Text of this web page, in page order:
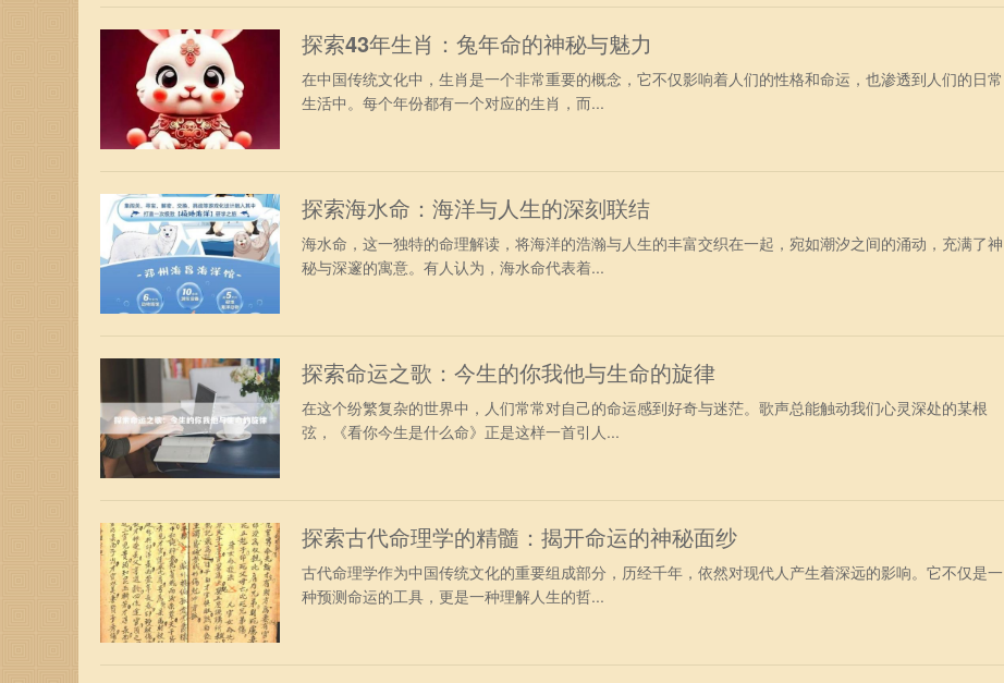
探索43年生肖：兔年命的神秘与魅力
在中国传统文化中，生肖是一个非常重要的概念，它不仅影响着人们的性格和命运，也渗透到人们的日常
生活中。每个年份都有一个对应的生肖，而...
探索海水命：海洋与人生的深刻联结
海水命，这一独特的命理解读，将海洋的浩瀚与人生的丰富交织在一起，宛如潮汐之间的涌动，充满了神
秘与深邃的寓意。有人认为，海水命代表着...
探索命运之歌：今生的你我他与生命的旋律
在这个纷繁复杂的世界中，人们常常对自己的命运感到好奇与迷茫。歌声总能触动我们心灵深处的某根
弦，《看你今生是什么命》正是这样一首引人...
探索古代命理学的精髓：揭开命运的神秘面纱
古代命理学作为中国传统文化的重要组成部分，历经千年，依然对现代人产生着深远的影响。它不仅是一
种预测命运的工具，更是一种理解人生的哲...